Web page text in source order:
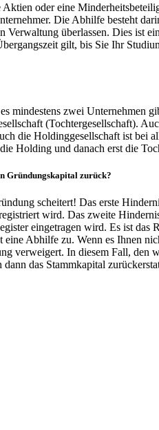
oder eine
Die Abhilfe besteht
Verwaltung überlassen. Dies ist
gilt, bis Sie Ihr
mindestens zwei Unternehmen
(Tochtergesellschaft).
die Holdinggesellschaft ist bei
Holding und danach erst die
Gründungskapital zurück?
scheitert! Das erste
wird. Das zweite
eingetragen wird. Es ist das
Abhilfe zu. Wenn es Ihnen
verweigert. In diesem Fall, den
das Stammkapital